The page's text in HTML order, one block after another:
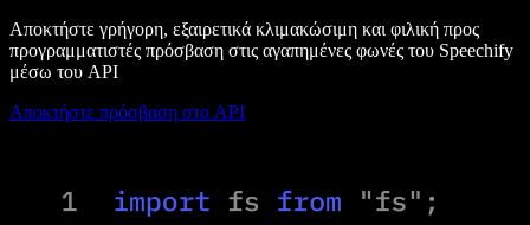
Αποκτήστε γρήγορη, εξαιρετικά κλιμακώσιμη και φιλική προς
προγραμματιστές πρόσβαση στις αγαπημένες φωνές του Speechify
μέσω του API
Αποκτήστε πρόσβαση στο API